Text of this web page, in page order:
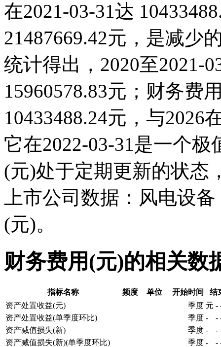
在2021-03-31达
21487669.42元，是减少
统计得出，2020至2021-
15960578.83元；财务费
10433488.24元，与
它在2022-03-31是一个
(元)处于定期更新的状态
上市公司数据：风电设
(元)。
财务费用(元)的相关数
指标名称 频度 单位 开始时间
结
资产处置收益(元)
季度 元 -
资产处置收益(单季度环比)
季度 - -
资产减值损失(新)
季度 - -
资产减值损失(新)(单季度环比)
季度 - -